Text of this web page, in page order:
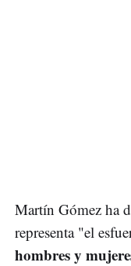
Martín Gómez ha
representa "el
hombres y